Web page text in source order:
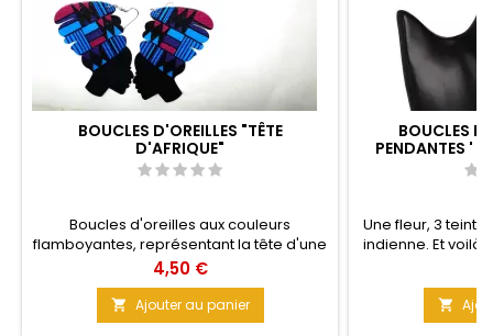
BOUCLES D'OREILLES "TÊTE
D'AFRIQUE"
Boucles d'oreilles aux couleurs
flamboyantes, représentant la tête d'une
femme Africaine. Le turban qui attache la
tête est aux vives couleurs du tissu Wax.
Matière : Résine Taille : 7,5 cm
Prix
4,50 €
 Ajouter au panier
BOUCLES
PENDANTES '
Une fleur, 3
indienne. Et voilà
lumières pour
superbes en
Plastique,
